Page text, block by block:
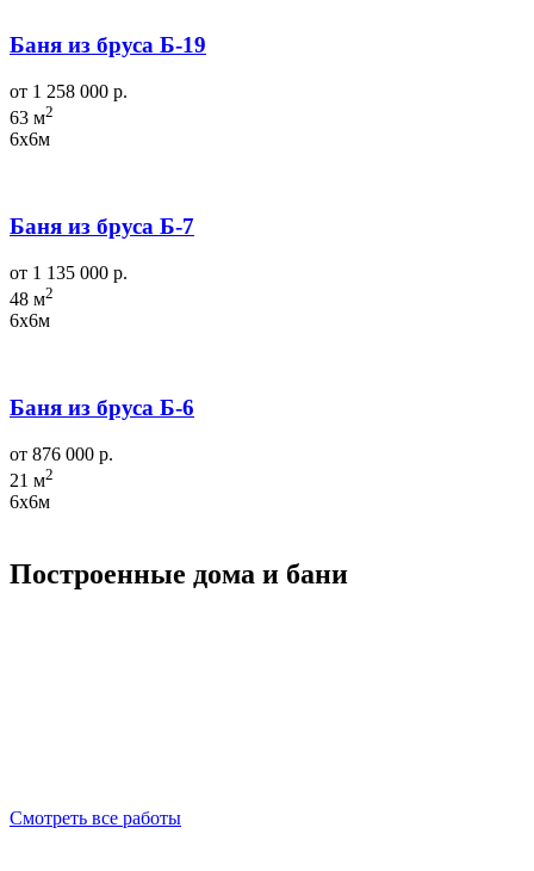
Баня из бруса Б-19
от 1 258 000 р.
63 м2
6х6м
Баня из бруса Б-7
от 1 135 000 р.
48 м2
6х6м
Баня из бруса Б-6
от 876 000 р.
21 м2
6х6м
Построенные дома и бани
Смотреть все работы